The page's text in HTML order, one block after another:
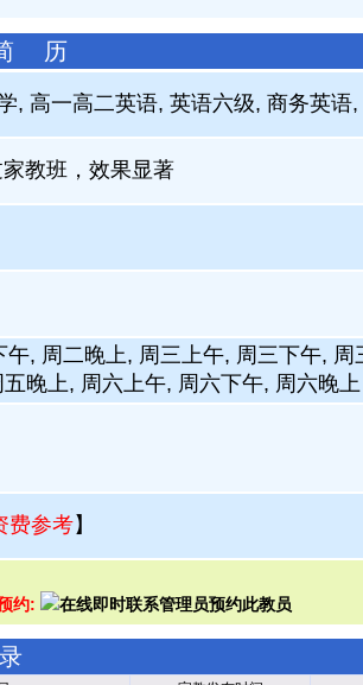
历
, 高一高二英语, 英语六级, 商务英语
教班，效果显著
, 周二晚上, 周三上午, 周三下午, 周
晚上, 周六上午, 周六下午, 周六晚上
费参考】
约: